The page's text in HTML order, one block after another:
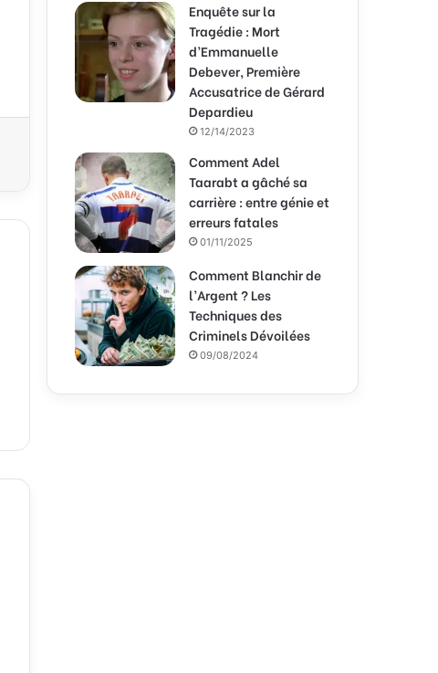
Enquête sur la
Tragédie : Mort
d’Emmanuelle
Debever, Première
Accusatrice de Gérard
Depardieu
12/14/2023
Comment Adel
Taarabt a gâché sa
carrière : entre génie et
erreurs fatales
01/11/2025
Comment Blanchir de
l’Argent ? Les
Techniques des
Criminels Dévoilées
09/08/2024